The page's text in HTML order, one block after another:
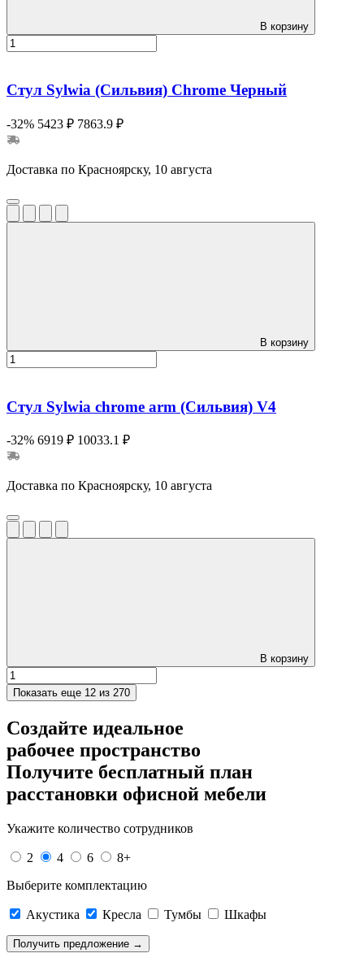
В корзину
Стул Sylwia (Сильвия) Сhrome Черный
-32% 5423 ₽ 7863.9 ₽
Доставка по Красноярску, 10 августа
В корзину
Стул Sylwia chrome arm (Сильвия) V4
-32% 6919 ₽ 10033.1 ₽
Доставка по Красноярску, 10 августа
В корзину
Показать еще 12 из 270
Создайте идеальное
рабочее пространство
Получите бесплатный план
расстановки офисной мебели
Укажите количество сотрудников
2 4 6
8+
Выберите комплектацию
Акустика Кресла Тумбы Шкафы